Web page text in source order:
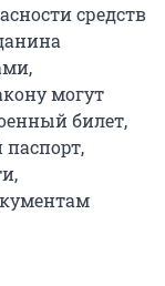
средств
могут
билет,